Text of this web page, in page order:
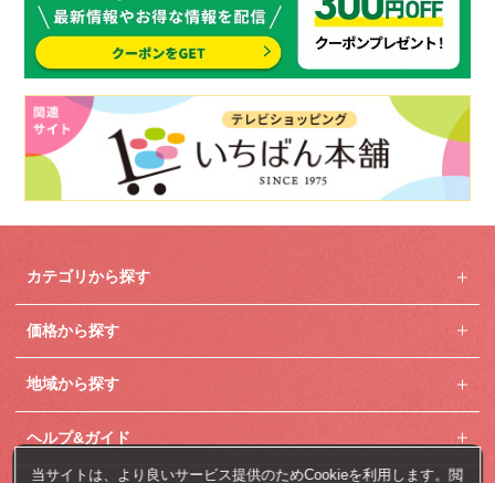
カテゴリから探す
価格から探す
地域から探す
ヘルプ&ガイド
当サイトは、より良いサービス提供のためCookieを利用します。閲